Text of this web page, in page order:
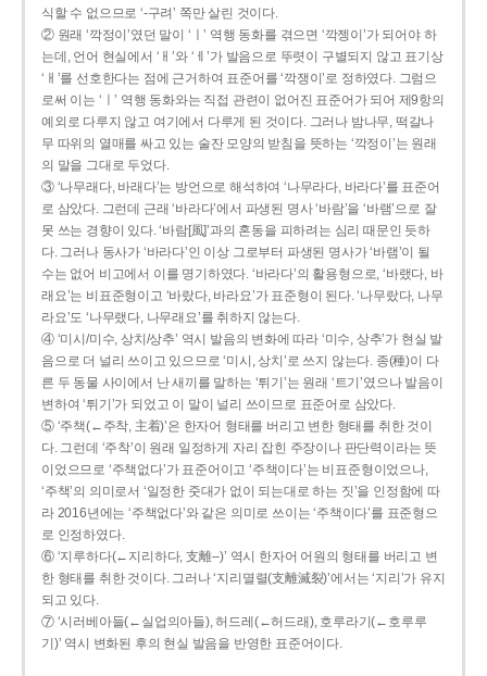
식할 수 없으므로 ‘-구려’ 쪽만 살린 것이다.
② 원래 ‘깍정이’였던 말이 ‘ㅣ’ 역행 동화를 겪으면 ‘깍젱이’가 되어야 하
는데, 언어 현실에서 ‘ㅐ’와 ‘ㅔ’가 발음으로 뚜렷이 구별되지 않고 표기상
‘ㅐ’를 선호한다는 점에 근거하여 표준어를 ‘깍쟁이’로 정하였다. 그럼으
로써 이는 ‘ㅣ’ 역행 동화와는 직접 관련이 없어진 표준어가 되어 제9항의
예외로 다루지 않고 여기에서 다루게 된 것이다. 그러나 밤나무, 떡갈나
무 따위의 열매를 싸고 있는 술잔 모양의 받침을 뜻하는 ‘깍정이’는 원래
의 말을 그대로 두었다.
③ ‘나무래다, 바래다’는 방언으로 해석하여 ‘나무라다, 바라다’를 표준어
로 삼았다. 그런데 근래 ‘바라다’에서 파생된 명사 ‘바람’을 ‘바램’으로 잘
못 쓰는 경향이 있다. ‘바람[風]’과의 혼동을 피하려는 심리 때문인 듯하
다. 그러나 동사가 ‘바라다’인 이상 그로부터 파생된 명사가 ‘바램’이 될
수는 없어 비고에서 이를 명기하였다. ‘바라다’의 활용형으로, ‘바랬다, 바
래요’는 비표준형이고 ‘바랐다, 바라요’가 표준형이 된다. ‘나무랐다, 나무
라요’도 ‘나무랬다, 나무래요’를 취하지 않는다.
④ ‘미시/미수, 상치/상추’ 역시 발음의 변화에 따라 ‘미수, 상추’가 현실 발
음으로 더 널리 쓰이고 있으므로 ‘미시, 상치’로 쓰지 않는다. 종(種)이 다
른 두 동물 사이에서 난 새끼를 말하는 ‘튀기’는 원래 ‘트기’였으나 발음이
변하여 ‘튀기’가 되었고 이 말이 널리 쓰이므로 표준어로 삼았다.
⑤ ‘주책(←주착, 主着)’은 한자어 형태를 버리고 변한 형태를 취한 것이
다. 그런데 ‘주착’이 원래 일정하게 자리 잡힌 주장이나 판단력이라는 뜻
이었으므로 ‘주책없다’가 표준어이고 ‘주책이다’는 비표준형이었으나,
‘주책’의 의미로서 ‘일정한 줏대가 없이 되는대로 하는 짓’을 인정함에 따
라 2016년에는 ‘주책없다’와 같은 의미로 쓰이는 ‘주책이다’를 표준형으
로 인정하였다.
⑥ ‘지루하다(←지리하다, 支離--)’ 역시 한자어 어원의 형태를 버리고 변
한 형태를 취한 것이다. 그러나 ‘지리멸렬(支離滅裂)’에서는 ‘지리’가 유지
되고 있다.
⑦ ‘시러베아들(←실업의아들), 허드레(←허드래), 호루라기(←호루루
기)’ 역시 변화된 후의 현실 발음을 반영한 표준어이다.